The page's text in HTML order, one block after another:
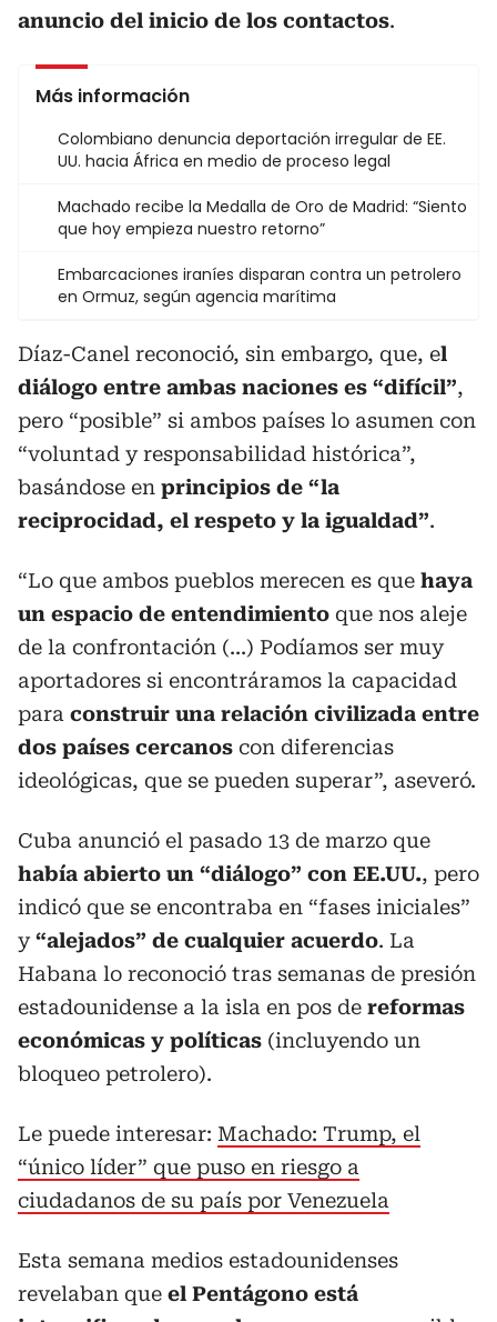
anuncio del inicio de los contactos.
Más información
Colombiano denuncia deportación irregular de EE.
UU. hacia África en medio de proceso legal
Machado recibe la Medalla de Oro de Madrid: “Siento
que hoy empieza nuestro retorno”
Embarcaciones iraníes disparan contra un petrolero
en Ormuz, según agencia marítima
Díaz-Canel reconoció, sin embargo, que, el
diálogo entre ambas naciones es “difícil”,
pero “posible” si ambos países lo asumen con
“voluntad y responsabilidad histórica”,
basándose en principios de “la
reciprocidad, el respeto y la igualdad”.
“Lo que ambos pueblos merecen es que haya
un espacio de entendimiento que nos aleje
de la confrontación (...) Podíamos ser muy
aportadores si encontráramos la capacidad
para construir una relación civilizada entre
dos países cercanos con diferencias
ideológicas, que se pueden superar”, aseveró.
Cuba anunció el pasado 13 de marzo que
había abierto un “diálogo” con EE.UU., pero
indicó que se encontraba en “fases iniciales”
y“alejados” de cualquier acuerdo. La
Habana lo reconoció tras semanas de presión
estadounidense a la isla en pos de reformas
económicas y políticas (incluyendo un
bloqueo petrolero).
Le puede interesar: Machado: Trump, el
“único líder” que puso en riesgo a
ciudadanos de su país por Venezuela
Esta semana medios estadounidenses
revelaban que el Pentágono está